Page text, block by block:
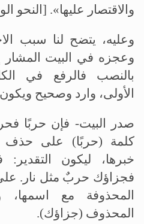
والاقتصار عليها». [النحو الوافي
وعليه، يتضح لنا سبب
وعجزه في البيت المشار
بالنصب فالرفع في
الأولى، وارد وصحيح
صدر البيت- فإن حربًا
كلمة (حربًا) على حذف
خبرها، ليكون
فجزاؤك حربٌ مثل نار. على
المحذوفة مع اسمها،
المحذوف (جزاؤك).